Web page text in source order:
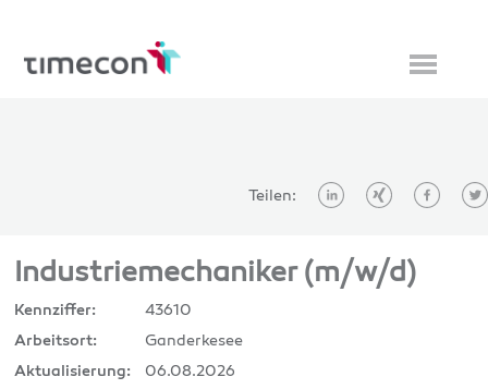
Teilen:
Industriemechaniker (m/w/d)
Kennziffer: 43610
Arbeitsort: Ganderkesee
Aktualisierung: 06.08.2026